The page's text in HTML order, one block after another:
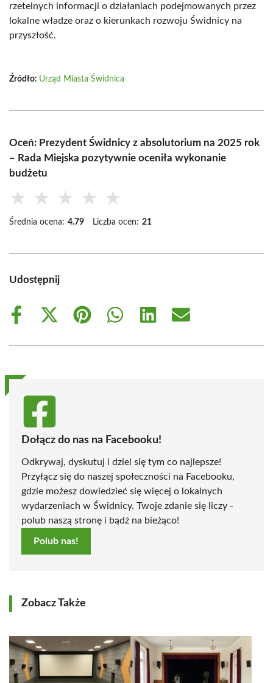
rzetelnych informacji o działaniach podejmowanych przez
lokalne władze oraz o kierunkach rozwoju Świdnicy na
przyszłość.
Źródło: Urząd Miasta Świdnica
Oceń: Prezydent Świdnicy z absolutorium na 2025 rok
– Rada Miejska pozytywnie oceniła wykonanie
budżetu
★ ★ ★ ★ ★
Średnia ocena: 4.79 Liczba ocen: 21
Udostępnij
Share
Share
(Twitter)
Share
Share
Share
Share
Dołącz do nas na Facebooku!
Odkrywaj, dyskutuj i dziel się tym co najlepsze!
Przyłącz się do naszej społeczności na Facebooku,
gdzie możesz dowiedzieć się więcej o lokalnych
wydarzeniach w Świdnicy. Twoje zdanie się liczy -
polub naszą stronę i bądź na bieżąco!
Polub nas!
Zobacz Także